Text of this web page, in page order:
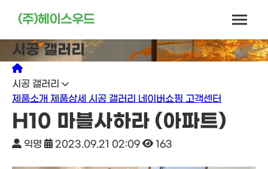
(주)헤이스우드
시공 갤러리
시공 갤러리
제품소개 제품상세 시공 갤러리 네이버쇼핑 고객센터
H10 마블사하라 (아파트)
익명 2023.09.21 02:09 163